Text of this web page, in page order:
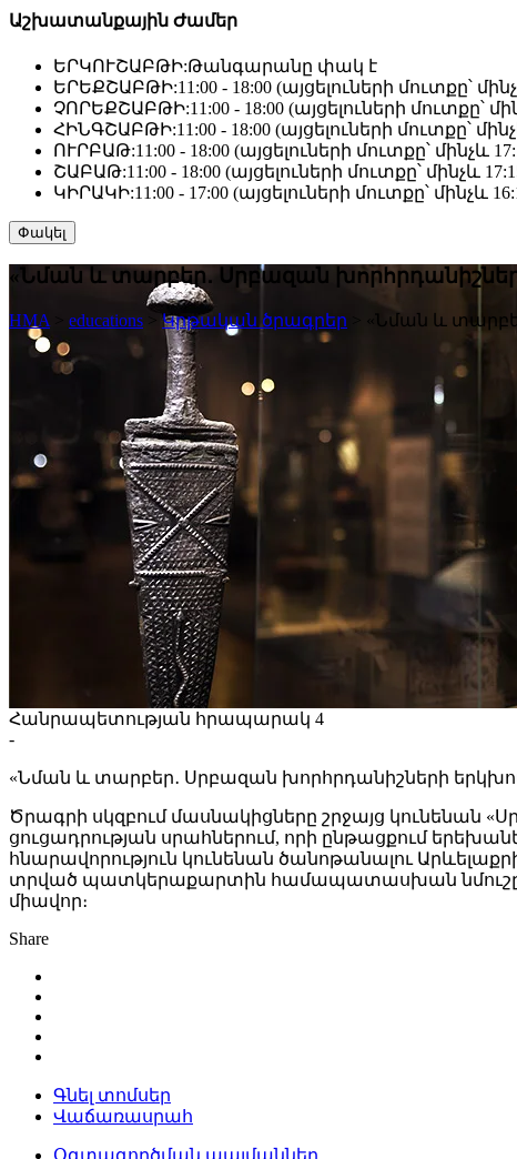
Աշխատանքային Ժամեր
ԵՐԿՈՒՇԱԲԹԻ:Թանգարանը փակ է
ԵՐԵՔՇԱԲԹԻ:11:00 - 18:00 (այցելուների մուտքը՝
ՉՈՐԵՔՇԱԲԹԻ:11:00 - 18:00 (այցելուների մուտքը՝
ՀԻՆԳՇԱԲԹԻ:11:00 - 18:00 (այցելուների մուտքը՝
ՈՒՐԲԱԹ:11:00 - 18:00 (այցելուների մուտքը՝ մինչև
ՇԱԲԱԹ:11:00 - 18:00 (այցելուների մուտքը՝ մինչև
ԿԻՐԱԿԻ:11:00 - 17:00 (այցելուների մուտքը՝ մինչև
Փակել
«Նման և տարբեր․ Սրբազան
HMA educations > Կրթական ծրագրեր «Նման և
Հանրապետության հրապարակ 4
-
«Նման և տարբեր․ Սրբազան խորհրդանիշների
Ծրագրի սկզբում մասնակիցները շրջայց կունենան
ցուցադրության սրահներում, որի ընթացքում
հնարավորություն կունենան ծանոթանալու
տրված պատկերաքարտին համապատասխան նմուշը
միավոր։
Share
Գնել տոմսեր
Վաճառասրահ